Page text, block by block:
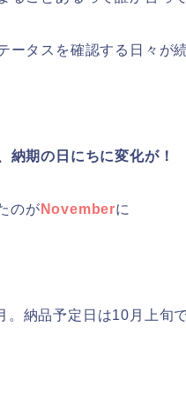
ータスを確認する日々が続
納期の日にちに変化が！
のが Novemberに
。納品予定日は10月上旬で